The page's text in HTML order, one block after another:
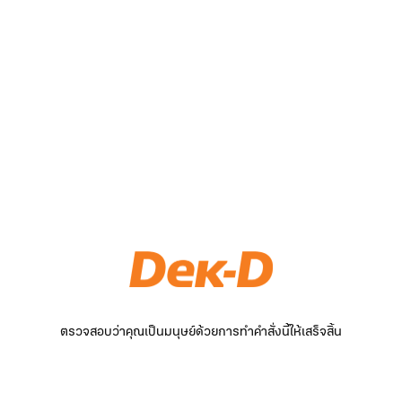
ตรวจสอบว่าคุณเป็นมนุษย์ด้วยการทำคำสั่งนี้ให้เสร็จสิ้น